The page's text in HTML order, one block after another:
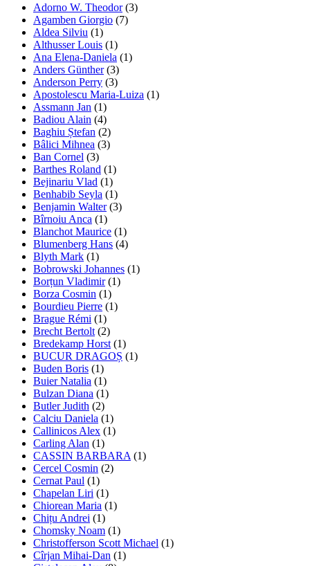
Adorno W. Theodor (3)
Agamben Giorgio (7)
Aldea Silviu (1)
Althusser Louis (1)
Ana Elena-Daniela (1)
Anders Günther (3)
Anderson Perry (3)
Apostolescu Maria-Luiza (1)
Assmann Jan (1)
Badiou Alain (4)
Baghiu Ștefan (2)
Bâlici Mihnea (3)
Ban Cornel (3)
Barthes Roland (1)
Bejinariu Vlad (1)
Benhabib Seyla (1)
Benjamin Walter (3)
Bîrnoiu Anca (1)
Blanchot Maurice (1)
Blumenberg Hans (4)
Blyth Mark (1)
Bobrowski Johannes (1)
Borțun Vladimir (1)
Borza Cosmin (1)
Bourdieu Pierre (1)
Brague Rémi (1)
Brecht Bertolt (2)
Bredekamp Horst (1)
BUCUR DRAGOȘ (1)
Buden Boris (1)
Buier Natalia (1)
Bulzan Diana (1)
Butler Judith (2)
Calciu Daniela (1)
Callinicos Alex (1)
Carling Alan (1)
CASSIN BARBARA (1)
Cercel Cosmin (2)
Cernat Paul (1)
Chapelan Liri (1)
Chiorean Maria (1)
Chițu Andrei (1)
Chomsky Noam (1)
Christofferson Scott Michael (1)
Cîrjan Mihai-Dan (1)